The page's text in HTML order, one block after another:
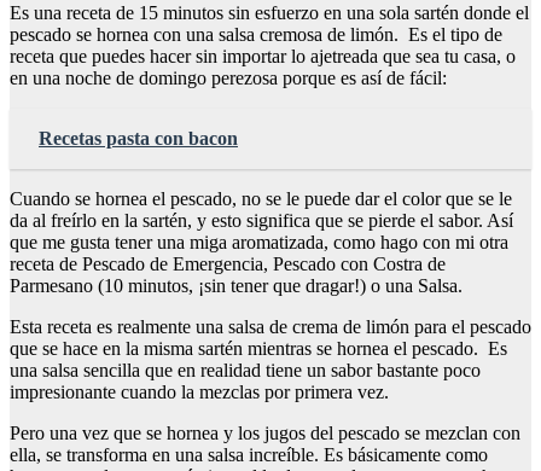
Es una receta de 15 minutos sin esfuerzo en una sola sartén donde el
pescado se hornea con una salsa cremosa de limón. Es el tipo de
receta que puedes hacer sin importar lo ajetreada que sea tu casa, o
en una noche de domingo perezosa porque es así de fácil:
Recetas pasta con bacon
Cuando se hornea el pescado, no se le puede dar el color que se le
da al freírlo en la sartén, y esto significa que se pierde el sabor. Así
que me gusta tener una miga aromatizada, como hago con mi otra
receta de Pescado de Emergencia, Pescado con Costra de
Parmesano (10 minutos, ¡sin tener que dragar!) o una Salsa.
Esta receta es realmente una salsa de crema de limón para el pescado
que se hace en la misma sartén mientras se hornea el pescado. Es
una salsa sencilla que en realidad tiene un sabor bastante poco
impresionante cuando la mezclas por primera vez.
Pero una vez que se hornea y los jugos del pescado se mezclan con
ella, se transforma en una salsa increíble. Es básicamente como